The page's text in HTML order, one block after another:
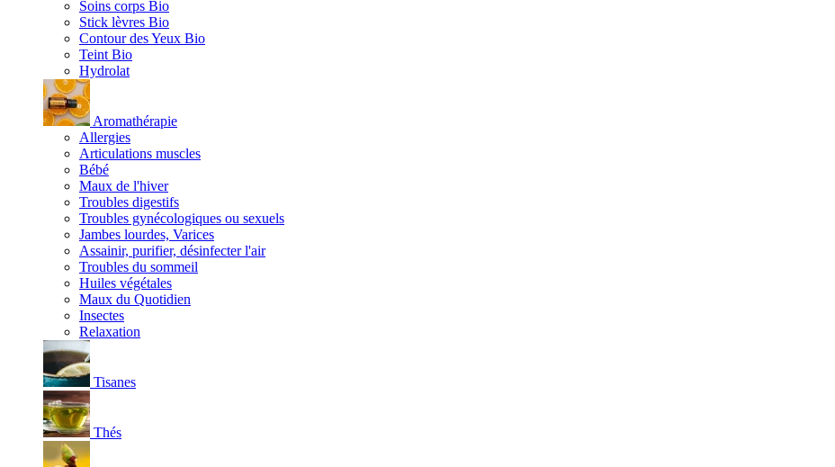
Soins corps Bio
Stick lèvres Bio
Contour des Yeux Bio
Teint Bio
Hydrolat
Aromathérapie
Allergies
Articulations muscles
Bébé
Maux de l'hiver
Troubles digestifs
Troubles gynécologiques ou sexuels
Jambes lourdes, Varices
Assainir, purifier, désinfecter l'air
Troubles du sommeil
Huiles végétales
Maux du Quotidien
Insectes
Relaxation
Tisanes
Thés